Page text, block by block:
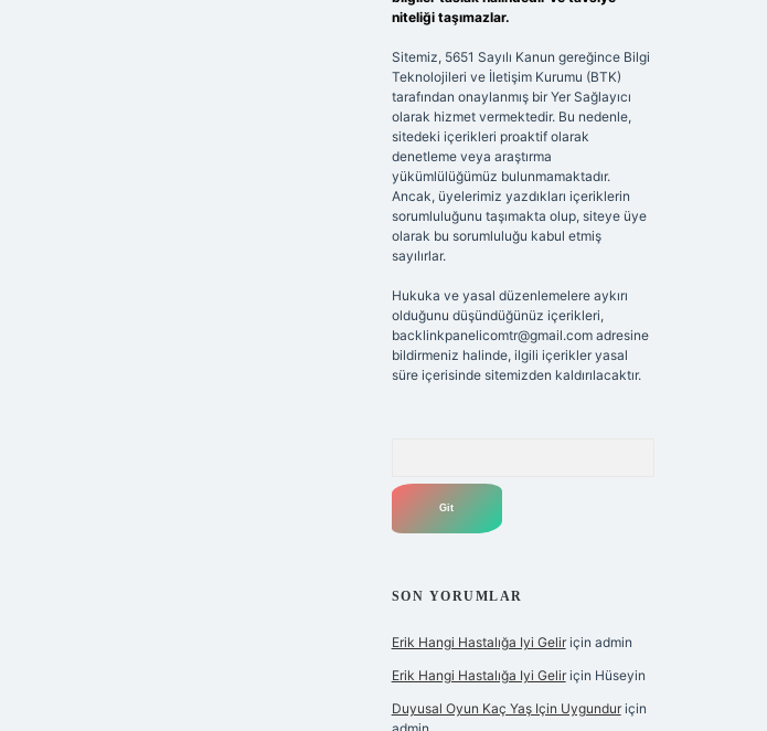
niteliği taşımazlar.
Sitemiz, 5651 Sayılı Kanun gereğince Bilgi
Teknolojileri ve İletişim Kurumu (BTK)
tarafından onaylanmış bir Yer Sağlayıcı
olarak hizmet vermektedir. Bu nedenle,
sitedeki içerikleri proaktif olarak
denetleme veya araştırma
yükümlülüğümüz bulunmamaktadır.
Ancak, üyelerimiz yazdıkları içeriklerin
sorumluluğunu taşımakta olup, siteye üye
olarak bu sorumluluğu kabul etmiş
sayılırlar.
Hukuka ve yasal düzenlemelere aykırı
olduğunu düşündüğünüz içerikleri,
backlinkpanelicomtr@gmail.comadresine
bildirmeniz halinde, ilgili içerikler yasal
süre içerisinde sitemizden kaldırılacaktır.
SON YORUMLAR
Erik Hangi Hastalığa Iyi Geliriçin admin
Erik Hangi Hastalığa Iyi Geliriçin Hüseyin
Duyusal Oyun Kaç Yaş Için Uygunduriçin